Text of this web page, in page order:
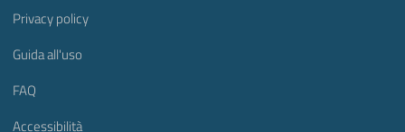
Privacy policy
Guida all'uso
FAQ
Accessibilità